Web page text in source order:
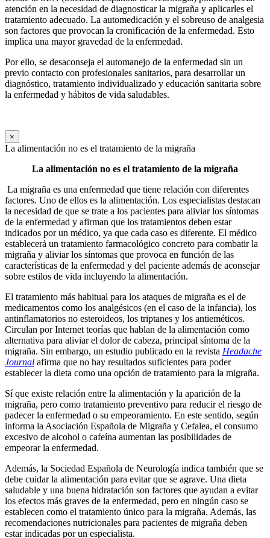
atención en la necesidad de diagnosticar la migraña y aplicarles el
tratamiento adecuado. La automedicación y el sobreuso de analgesia
son factores que provocan la cronificación de la enfermedad. Esto
implica una mayor gravedad de la enfermedad.
Por ello, se desaconseja el automanejo de la enfermedad sin un
previo contacto con profesionales sanitarios, para desarrollar un
diagnóstico, tratamiento individualizado y educación sanitaria sobre
la enfermedad y hábitos de vida saludables.
×
La alimentación no es el tratamiento de la migraña
La alimentación no es el tratamiento de la migraña
La migraña es una enfermedad que tiene relación con diferentes
factores. Uno de ellos es la alimentación. Los especialistas destacan
la necesidad de que se trate a los pacientes para aliviar los síntomas
de la enfermedad y afirman que los tratamientos deben estar
indicados por un médico, ya que cada caso es diferente. El médico
establecerá un tratamiento farmacológico concreto para combatir la
migraña y aliviar los síntomas que provoca en función de las
características de la enfermedad y del paciente además de aconsejar
sobre estilos de vida incluyendo la alimentación.
El tratamiento más habitual para los ataques de migraña es el de
medicamentos como los analgésicos (en el caso de la infancia), los
antinflamatorios no esteroideos, los triptanes y los antieméticos.
Circulan por Internet teorías que hablan de la alimentación como
alternativa para aliviar el dolor de cabeza, principal síntoma de la
migraña. Sin embargo, un estudio publicado en la revista Headache
Journal afirma que no hay resultados suficientes para poder
establecer la dieta como una opción de tratamiento para la migraña.
Sí que existe relación entre la alimentación y la aparición de la
migraña, pero como tratamiento preventivo para reducir el riesgo de
padecer la enfermedad o su empeoramiento. En este sentido, según
informa la Asociación Española de Migraña y Cefalea, el consumo
excesivo de alcohol o cafeína aumentan las posibilidades de
empeorar la enfermedad.
Además, la Sociedad Española de Neurología indica también que se
debe cuidar la alimentación para evitar que se agrave. Una dieta
saludable y una buena hidratación son factores que ayudan a evitar
los efectos más graves de la enfermedad, pero en ningún caso se
establecen como el tratamiento único para la migraña. Además, las
recomendaciones nutricionales para pacientes de migraña deben
estar indicadas por un especialista.